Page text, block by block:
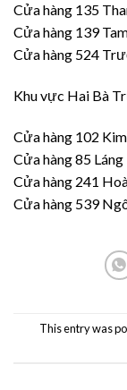
Cửa hàng 135
Cửa hàng 139
Cửa hàng 524
Khu vực Hai Bà
Cửa hàng 102
Cửa hàng 85
Cửa hàng 241
Cửa hàng 539
This entry was